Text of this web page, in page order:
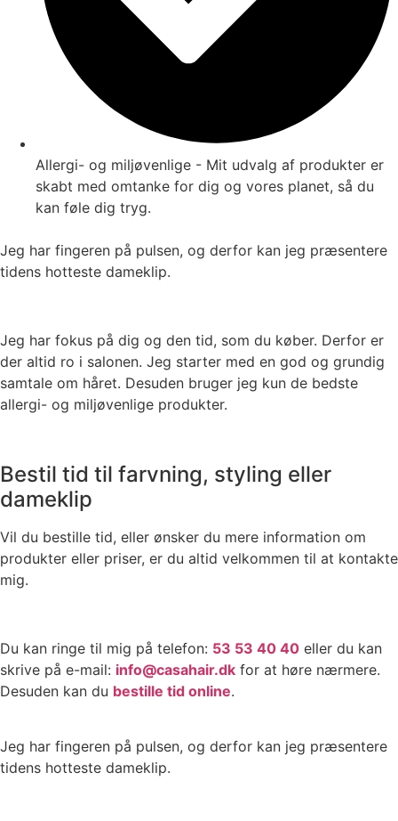
Allergi- og miljøvenlige - Mit udvalg af produkter er
skabt med omtanke for dig og vores planet, så du
kan føle dig tryg.
Jeg har fingeren på pulsen, og derfor kan jeg præsentere
tidens hotteste dameklip.
Jeg har fokus på dig og den tid, som du køber. Derfor er
der altid ro i salonen. Jeg starter med en god og grundig
samtale om håret. Desuden bruger jeg kun de bedste
allergi- og miljøvenlige produkter.
Bestil tid til farvning, styling eller
dameklip
Vil du bestille tid, eller ønsker du mere information om
produkter eller priser, er du altid velkommen til at kontakte
mig.
Du kan ringe til mig på telefon: 53 53 40 40 eller du kan
skrive på e-mail: info@casahair.dk for at høre nærmere.
Desuden kan du bestille tid online.
Jeg har fingeren på pulsen, og derfor kan jeg præsentere
tidens hotteste dameklip.